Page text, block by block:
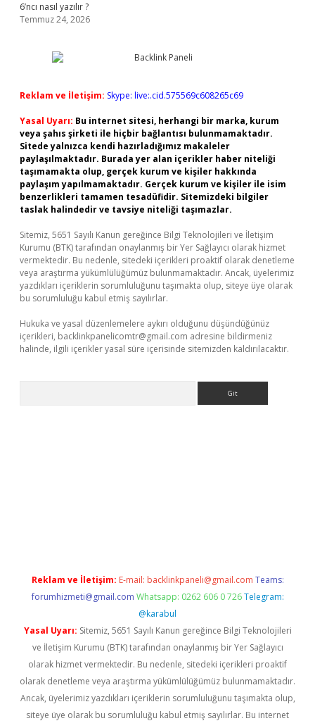
6’ncı nasıl yazılır ?
Temmuz 24, 2026
Reklam ve İletişim: Skype: live:.cid.575569c608265c69
Yasal Uyarı: Bu internet sitesi, herhangi bir marka, kurum
veya şahıs şirketi ile hiçbir bağlantısı bulunmamaktadır.
Sitede yalnızca kendi hazırladığımız makaleler
paylaşılmaktadır. Burada yer alan içerikler haber niteliği
taşımamakta olup, gerçek kurum ve kişiler hakkında
paylaşım yapılmamaktadır. Gerçek kurum ve kişiler ile isim
benzerlikleri tamamen tesadüfidir. Sitemizdeki bilgiler
taslak halindedir ve tavsiye niteliği taşımazlar.
Sitemiz, 5651 Sayılı Kanun gereğince Bilgi Teknolojileri ve İletişim
Kurumu (BTK) tarafından onaylanmış bir Yer Sağlayıcı olarak hizmet
vermektedir. Bu nedenle, sitedeki içerikleri proaktif olarak denetleme
veya araştırma yükümlülüğümüz bulunmamaktadır. Ancak, üyelerimiz
yazdıkları içeriklerin sorumluluğunu taşımakta olup, siteye üye olarak
bu sorumluluğu kabul etmiş sayılırlar.
Hukuka ve yasal düzenlemelere aykırı olduğunu düşündüğünüz
içerikleri, backlinkpanelicomtr@gmail.com adresine bildirmeniz
halinde, ilgili içerikler yasal süre içerisinde sitemizden kaldırılacaktır.
Reklam ve İletişim: E-mail: backlinkpaneli@gmail.com Teams:
forumhizmeti@gmail.com Whatsapp: 0262 606 0 726 Telegram:
@karabul
Yasal Uyarı: Sitemiz, 5651 Sayılı Kanun gereğince Bilgi Teknolojileri
ve İletişim Kurumu (BTK) tarafından onaylanmış bir Yer Sağlayıcı
olarak hizmet vermektedir. Bu nedenle, sitedeki içerikleri proaktif
olarak denetleme veya araştırma yükümlülüğümüz bulunmamaktadır.
Ancak, üyelerimiz yazdıkları içeriklerin sorumluluğunu taşımakta olup,
siteye üye olarak bu sorumluluğu kabul etmiş sayılırlar. Bu internet